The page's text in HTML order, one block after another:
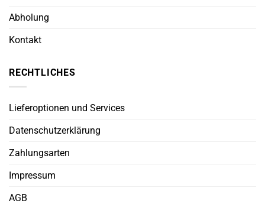
Abholung
Kontakt
RECHTLICHES
Lieferoptionen und Services
Datenschutzerklärung
Zahlungsarten
Impressum
AGB